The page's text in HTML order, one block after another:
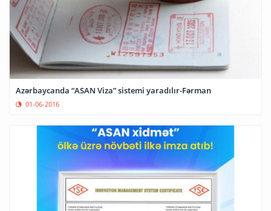
Azərbaycanda “ASAN Viza” sistemi yaradılır-Fərman
01-06-2016